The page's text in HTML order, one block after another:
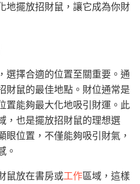
地擺放招財鼠，讓它成為你財
選擇合適的位置至關重要。通
財鼠的最佳地點。財位通常是
置能夠最大化地吸引財運。此
，也是擺放招財鼠的理想選
位置，不僅能夠吸引財氣，
。
鼠放在書房或工作區域，這樣